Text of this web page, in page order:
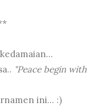
"Peace begin with
ini... :)